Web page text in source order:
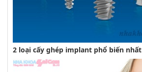
2 loại cấy ghép implant phổ biến nhất